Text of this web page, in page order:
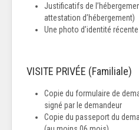
Justificatifs de
attestation d’hébergement)
Une photo d’identité
VISITE PRIVÉE (Familiale)
Copie du formulaire de
signé par le demandeur
Copie du passeport du